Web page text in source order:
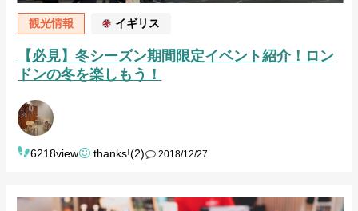
観光情報 イギリス
【必見】冬シーズン期間限定イベント紹介！ロン
ドンの冬を楽しもう！
6218view thanks!(2) 2018/12/27